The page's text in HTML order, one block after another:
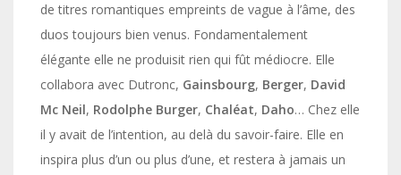
de titres romantiques empreints de vague à l’âme, des
duos toujours bien venus. Fondamentalement
élégante elle ne produisit rien qui fût médiocre. Elle
collabora avec Dutronc, Gainsbourg, Berger, David
Mc Neil, Rodolphe Burger, Chaléat, Daho… Chez elle
il y avait de l’intention, au delà du savoir-faire. Elle en
inspira plus d’un ou plus d’une, et restera à jamais un